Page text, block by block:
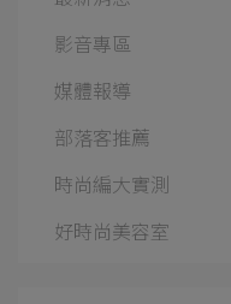
影音專區
媒體報導
部落客推薦
時尚編大實測
好時尚美容室